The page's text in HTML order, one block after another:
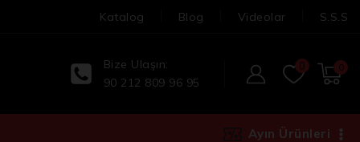
Katalog Blog Videolar S.S.S
Bize Ulaşın:
90 212 809 96 95
0 0
Ayın Ürünleri